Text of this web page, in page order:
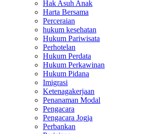
Hak Asuh Anak
Harta Bersama
Perceraian
hukum kesehatan
Hukum Pariwisata
Perhotelan
Hukum Perdata
Hukum Perkawinan
Hukum Pidana
Imigrasi
Ketenagakerjaan
Penanaman Modal
Pengacara
Pengacara Jogja
Perbankan